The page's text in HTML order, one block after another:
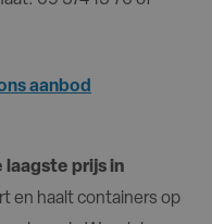
aanbod
laagste prijs in
en haalt containers op